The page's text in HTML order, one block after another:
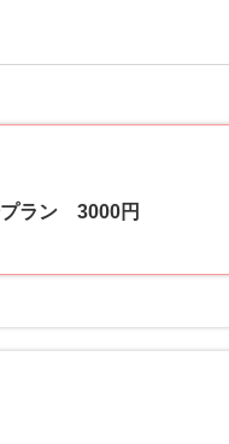
プラン 3000円